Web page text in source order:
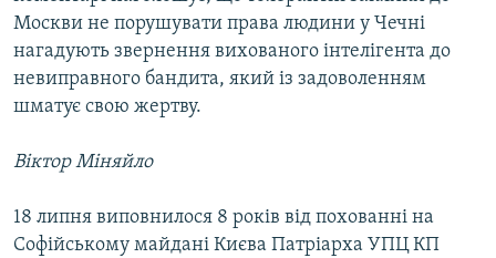
Москви не порушувати права людини у Чечні
нагадують звернення вихованого інтелігента до
невиправного бандита, який із задоволенням
шматує свою жертву.
Віктор Міняйло
18 липня виповнилося 8 років від похованні на
Софійському майдані Києва Патріарха УПЦ КП